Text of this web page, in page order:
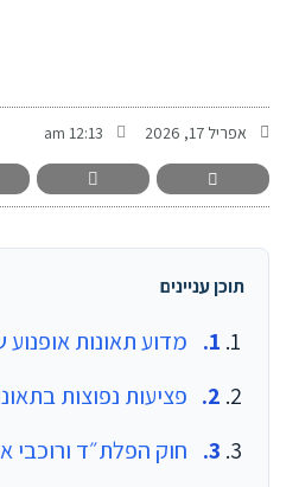
אפריל 17, 2026 12:13 am
תוכן עניינים
מדוע תאונות
פציעות נפוצות
חוק הפלת״ד ורוכבי